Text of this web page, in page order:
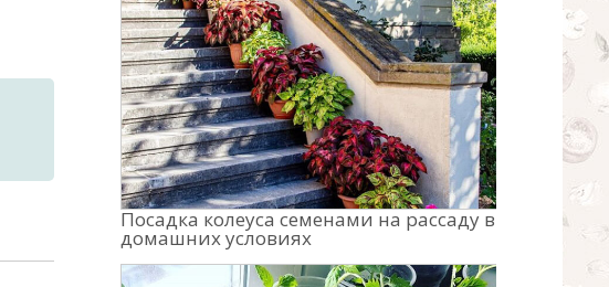
Посадка колеуса семенами на рассаду в
домашних условиях